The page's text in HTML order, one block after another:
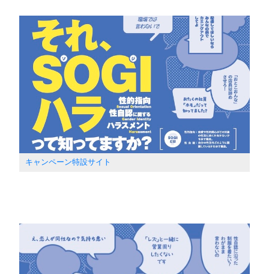
キャンペーン特設サイト